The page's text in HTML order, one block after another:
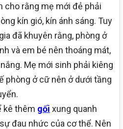
cho rằng mẹ mới đẻ phải
kín gió, kín ánh sáng. Tuy
đã khuyên rằng, phòng ở
và em bé nên thoáng mát,
Mẹ mới sinh phải kiêng
phòng ở cữ nên ở dưới tầng
kê thêm gối xung quanh
đau nhức của cơ thể. Nên